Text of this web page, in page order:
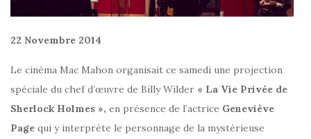
22 Novembre 2014
Le cinéma Mac Mahon organisait ce samedi une projection
spéciale du chef d’œuvre de Billy Wilder « La Vie Privée de
Sherlock Holmes », en présence de l’actrice Geneviève
Page qui y interprète le personnage de la mystérieuse